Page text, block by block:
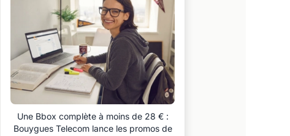
Une Bbox complète à moins de 28 € :
Bouygues Telecom lance les promos de